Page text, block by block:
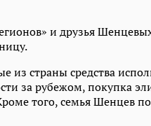
и друзья
страны средства
за рубежом, покупка
того, семья Шенцев